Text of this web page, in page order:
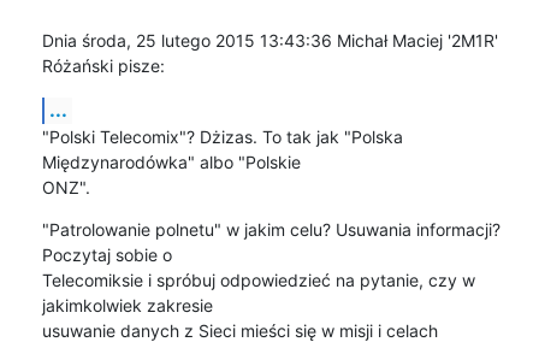
Dnia środa, 25 lutego 2015 13:43:36 Michał Maciej '2M1R'
Różański pisze:
...
"Polski Telecomix"? Dżizas. To tak jak "Polska
Międzynarodówka" albo "Polskie
ONZ".
"Patrolowanie polnetu" w jakim celu? Usuwania informacji?
Poczytaj sobie o
Telecomiksie i spróbuj odpowiedzieć na pytanie, czy w
jakimkolwiek zakresie
usuwanie danych z Sieci mieści się w misji i celach